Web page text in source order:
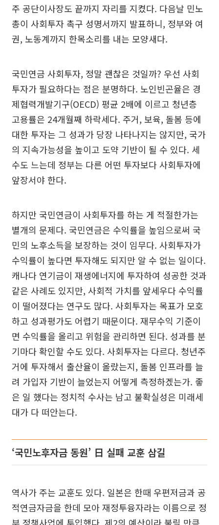
주 공단이사장도 끝까지 자리를 지켰다. 다음날 민노
총이 사회투자 촉구 성명서까지 발표하니, 정부와 여
권, 노동계까지 한목소리를 내는 모양새다.
국민연금 사회투자, 정말 괜찮은 것일까? 우선 사회
투자가 필요하다는 점은 분명하다. 노인빈곤율은 경
제협력개발기구(OECD) 평균 2배에 이르고 청년층
고용률은 24개월째 하락세다. 주거, 보육, 돌봄 등에
대한 투자는 그 성과가 당장 나타나지는 않지만, 국가
의 지속가능성을 높이고 도약 기반이 될 수 있다. 세
수도 느는데 정부는 다른 어떤 투자보다 사회투자에
앞장서야 한다.
하지만 국민연금이 사회투자를 하는 게 적절한가는
별개의 문제다. 국민연금은 수익률을 높임으로써 국
민의 노후소득을 보장하는 것이 임무다. 사회투자가
수익률이 높다면 투자해도 되지만 알 수 없는 일이다.
캐나다 연기금이 재생에너지에 투자하여 성공한 것과
같은 사례도 있지만, 사회적 가치를 앞세우다 수익률
이 떨어졌다는 연구도 많다. 사회투자는 목표가 모호
하고 성과평가도 어렵기 때문이다. 재무수익 기준이
면 수익률을 올리고 위험을 관리하면 된다. 성과를 분
기마다 확인할 수도 있다. 사회투자는 다르다. 청년주
거에 투자해서 출산율이 올랐는지, 돌봄 인프라를 늘
려 가입자 기반이 늘었는지 어떻게 측정하겠는가. 좋
은 일 했다는 정치적 수사는 남고 불확실성은 미래세
대가 다 떠안는다.
‘국민노후자금 동원’ 日 실패 교훈 삼길
역사가 주는 교훈도 있다. 일본은 한때 우편저금과 공
적연금자금을 한데 모아 재정투융자라는 이름으로 정